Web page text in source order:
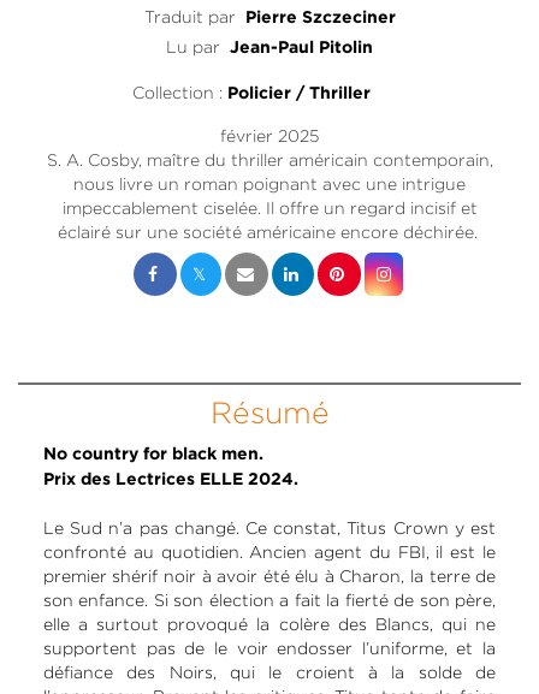
Traduit par Pierre Szczeciner
Lu par Jean-Paul Pitolin
Collection : Policier / Thriller
février 2025
S. A. Cosby, maître du thriller américain contemporain,
nous livre un roman poignant avec une intrigue
impeccablement ciselée. Il offre un regard incisif et
éclairé sur une société américaine encore déchirée.
Résumé
No country for black men.
Prix des Lectrices ELLE 2024.
Le Sud n’a pas changé. Ce constat, Titus Crown y est
confronté au quotidien. Ancien agent du FBI, il est le
premier shérif noir à avoir été élu à Charon, la terre de
son enfance. Si son élection a fait la fierté de son père,
elle a surtout provoqué la colère des Blancs, qui ne
supportent pas de le voir endosser l’uniforme, et la
défiance des Noirs, qui le croient à la solde de